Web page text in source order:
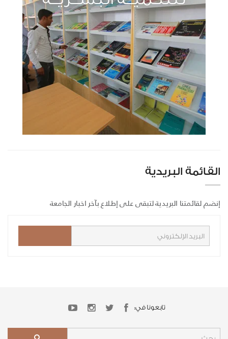
القائمة البريدية
إنضم لقائمتنا البريدية لتبقى على إطلاع بآخر اخبار الجامعة
تابعونا في: